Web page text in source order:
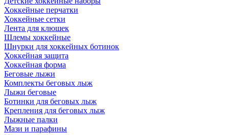
Хоккейные перчатки
Хоккейные сетки
Лента для клюшек
Шлемы хоккейные
Шнурки для хоккейных ботинок
Хоккейная защита
Хоккейная форма
Беговые лыжи
Комплекты беговых лыж
Лыжи беговые
Ботинки для беговых лыж
Крепления для беговых лыж
Лыжные палки
Мази и парафины